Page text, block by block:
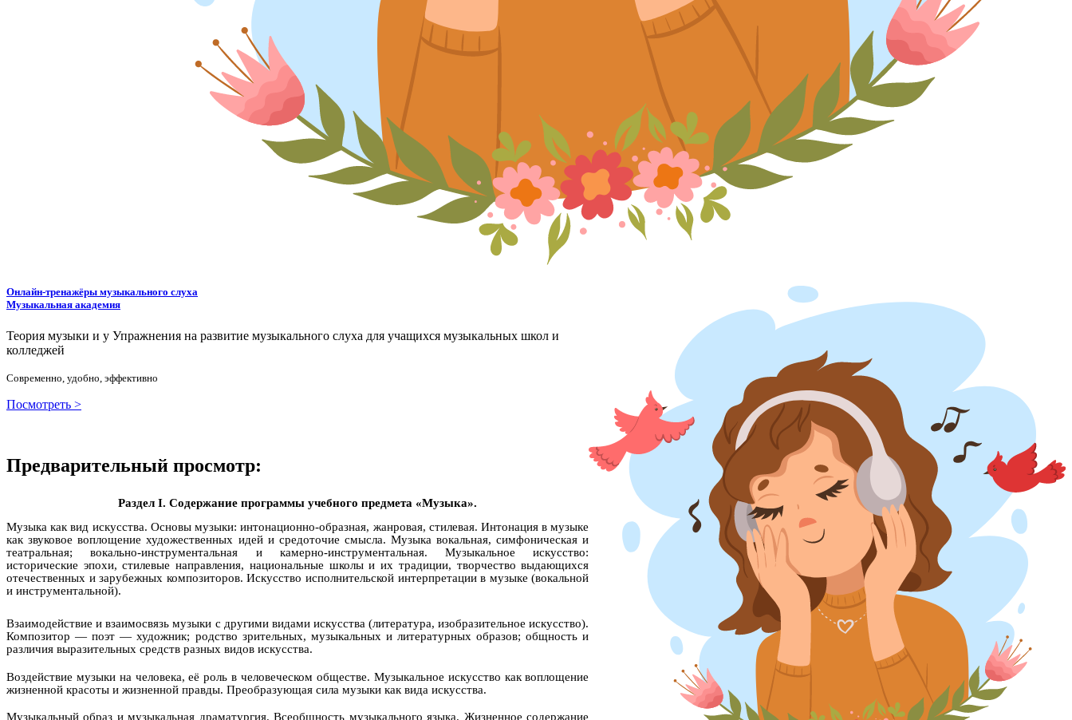
Онлайн-тренажёры музыкального слуха
Музыкальная академия
Теория музыки и у Упражнения на развитие музыкального слуха для учащихся музыкальных школ и
колледжей
Современно, удобно, эффективно
Посмотреть >
Предварительный просмотр:
Раздел I. Содержание программы учебного предмета «Музыка».
Музыка как вид искусства. Основы музыки: интонационно-образная, жанровая, стилевая. Интонация в музыке
как звуковое воплощение художественных идей и средоточие смысла. Музыка вокальная, симфоническая и
театральная; вокально-инструментальная и камерно-инструментальная. Музыкальное искусство:
исторические эпохи, стилевые направления, национальные школы и их традиции, творчество выдающихся
отечественных и зарубежных композиторов. Искусство исполнительской интерпретации в музыке (вокальной
и инструментальной).
Взаимодействие и взаимосвязь музыки с другими видами искусства (литература, изобразительное искусство).
Композитор — поэт — художник; родство зрительных, музыкальных и литературных образов; общность и
различия выразительных средств разных видов искусства.
Воздействие музыки на человека, её роль в человеческом обществе. Музыкальное искусство как воплощение
жизненной красоты и жизненной правды. Преобразующая сила музыки как вида искусства.
Музыкальный образ и музыкальная драматургия. Всеобщность музыкального языка. Жизненное содержание